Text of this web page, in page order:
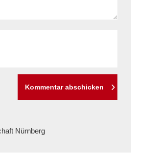
Kommentar abschicken
Nürnberg